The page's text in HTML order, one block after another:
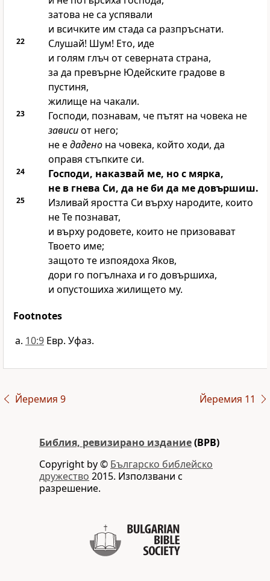
затова не са успявали
и всичките им стада са разпръснати.
22
Слушай! Шум! Ето, иде
и голям глъч от северната страна,
за да превърне Юдейските градове в
пустиня,
жилище на чакали.
23 Господи, познавам, че пътят на човека не
зависиот него;
не едаденона човека, който ходи, да
оправя стъпките си.
24 Господи, наказвай ме, но с мярка,
не в гнева Си, да не би да ме довършиш.
25
Изливай яростта Си върху народите, които
не Те познават,
и върху родовете, които не призовават
Твоето име;
защото те изпоядоха Яков,
дори го погълнаха и го довършиха,
и опустошиха жилището му.
Footnotes
10:9 Евр. Уфаз.
Йеремия 9 Йеремия 11
Библия, ревизирано издание(BPB)
Copyright by © Българско библейско
дружество 2015. Използвани с
разрешение.